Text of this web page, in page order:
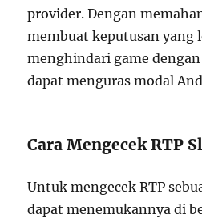
provider. Dengan
membuat keputusan yang
menghindari game
dapat menguras modal
Cara Mengecek RTP
Untuk mengecek RTP
dapat menemukannya di